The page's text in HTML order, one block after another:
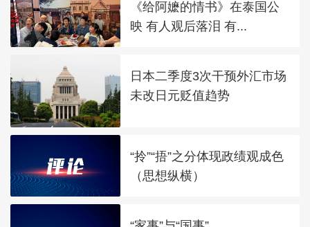
《给阿嬷的情书》在泰国公
映 有人观后落泪 有...
日本二季度3次干预外汇市场
未改日元贬值趋势
“拎”“捂”之分体现政绩观成色
（思想纵横）